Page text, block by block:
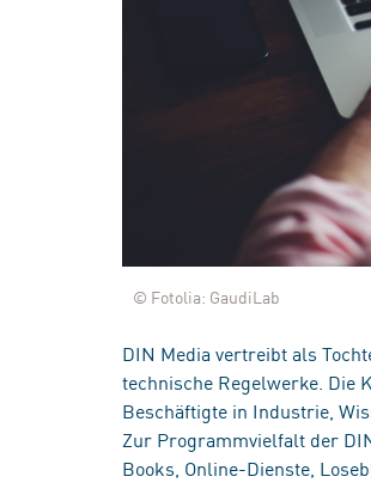
© Fotolia: GaudiLab
DIN Media vertreibt als
technische Regelwerke. Die
Beschäftigte in Industrie,
Zur Programmvielfalt der
Books, Online-Dienste,